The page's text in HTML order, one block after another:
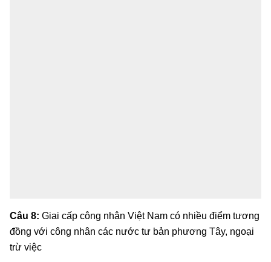
Câu 8: Giai cấp công nhân Việt Nam có nhiều điểm tương
đồng với công nhân các nước tư bản phương Tây, ngoại
trừ việc